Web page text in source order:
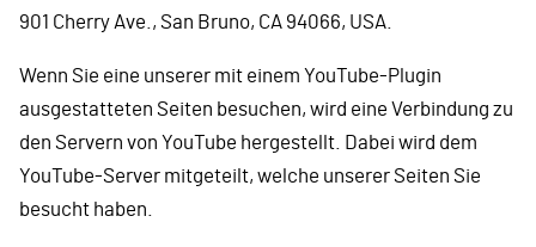
901 Cherry Ave., San Bruno, CA 94066, USA.
Wenn Sie eine unserer mit einem YouTube-Plugin
ausgestatteten Seiten besuchen, wird eine Verbindung zu
den Servern von YouTube hergestellt. Dabei wird dem
YouTube-Server mitgeteilt, welche unserer Seiten Sie
besucht haben.